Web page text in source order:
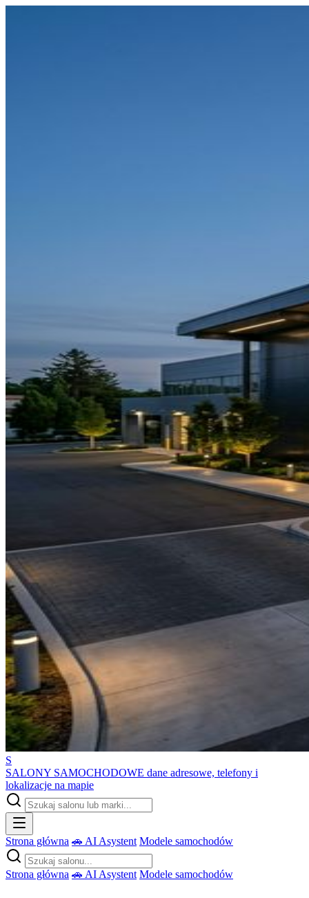
S
SALONY SAMOCHODOWE dane adresowe, telefony i
lokalizacje na mapie
Strona główna 🚗 AI Asystent Modele samochodów
Strona główna 🚗 AI Asystent Modele samochodów